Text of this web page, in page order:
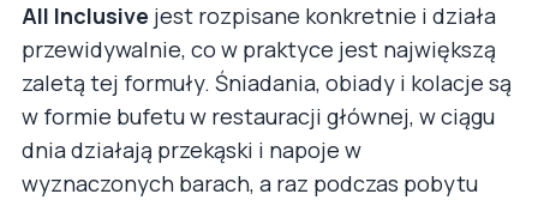
All Inclusive jest rozpisane konkretnie i działa
przewidywalnie, co w praktyce jest największą
zaletą tej formuły. Śniadania, obiady i kolacje są
w formie bufetu w restauracji głównej, w ciągu
dnia działają przekąski i napoje w
wyznaczonych barach, a raz podczas pobytu